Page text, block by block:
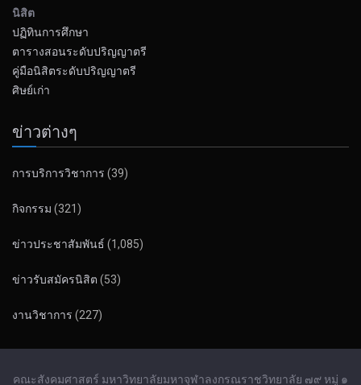
นิสิต
ปฏิทินการศึกษา
ตารางสอนระดับปริญญาตรี
คู่มือนิสิตระดับปริญญาตรี
ศิษย์เก่า
ข่าวต่างๆ
การบริการวิชาการ (39)
กิจกรรม (321)
ข่าวประชาสัมพันธ์ (1,085)
ข่าวรับสมัครนิสิต (53)
งานวิชาการ (227)
คณะสังคมศาสตร์ มหาวิทยาลัยมหาจุฬาลงกรณราชวิทยาลัย ๗๙ หมู่ ๑